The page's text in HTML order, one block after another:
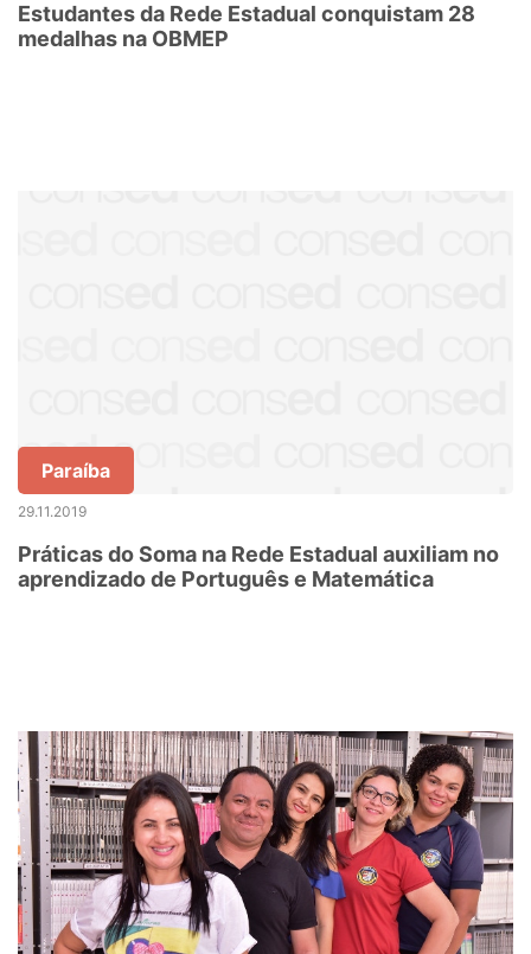
Estudantes da Rede Estadual conquistam 28
medalhas na OBMEP
Paraíba
29.11.2019
Práticas do Soma na Rede Estadual auxiliam no
aprendizado de Português e Matemática